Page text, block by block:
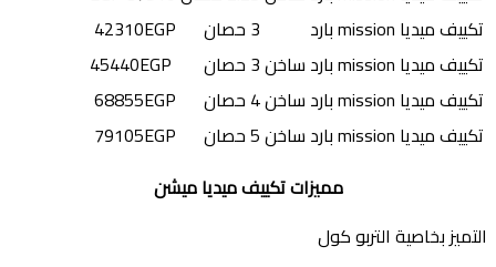
تكييف ميديا mission بارد
3 حصان
42310EGP
تكييف ميديا mission بارد ساخن
3 حصان
45440EGP
تكييف ميديا mission بارد ساخن
4 حصان
68855EGP
تكييف ميديا mission بارد ساخن
5 حصان
79105EGP
مميزات تكييف ميديا ميشن
التميز بخاصية التربو كول